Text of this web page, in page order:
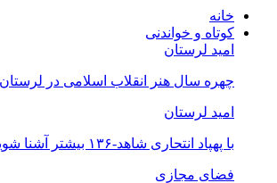
خانه
کوتاه و خواندنی
امید لرستان
چهره سال هنر انقلاب اسلامی در
امید لرستان
با پهپاد انتحاری شاهد-۱۳۶ بیشتر آشنا شوید
فضای مجازی